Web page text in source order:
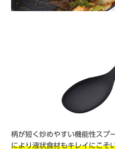
柄が短く炒めやすい機能性スプ
により液状食材もキレイにこそ